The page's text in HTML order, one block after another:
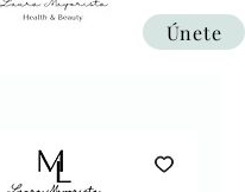
Únete